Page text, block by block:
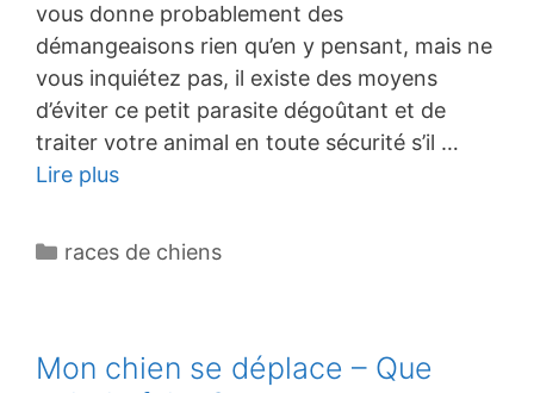
vous donne probablement des
démangeaisons rien qu’en y pensant, mais ne
vous inquiétez pas, il existe des moyens
d’éviter ce petit parasite dégoûtant et de
traiter votre animal en toute sécurité s’il …
Lire plus
Catégories
races de chiens
Mon chien se déplace – Que